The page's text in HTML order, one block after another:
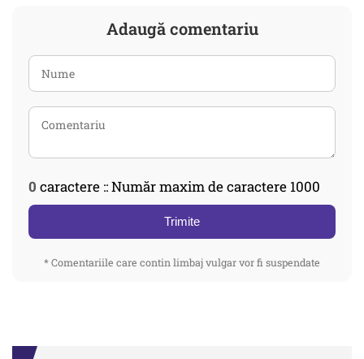
Adaugă comentariu
0 caractere :: Număr maxim de caractere 1000
Trimite
* Comentariile care contin limbaj vulgar vor fi suspendate